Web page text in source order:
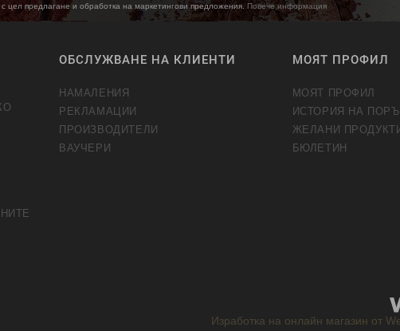
цел предлагане и обработка на маркетингови предложения. Повече информация
ОБСЛУЖВАНЕ НА КЛИЕНТИ
НАМАЛЕНИЯ
РЕКЛАМАЦИИ
ПРОИЗВОДИТЕЛИ
ВАУЧЕРИ
МОЯТ ПРОФИЛ
МОЯТ ПРОФИЛ
ИСТОРИЯ НА
ЖЕЛАНИ
БЮЛЕТИН
Изработка на онлайн магазин от